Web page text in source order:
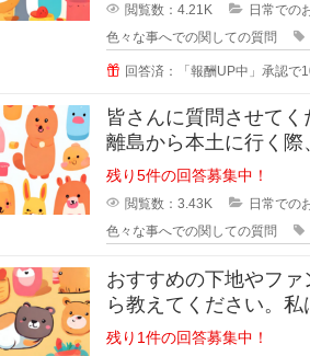
閲覧数：4.21K
日常での
色々な事へでの関しての質問
回答済：「報酬UP中」承認で
皆さんに質問させてく
離島から本土に行く
間が3時間ほどと長い
残り5件の回答募集中！
閲覧数：3.43K
日常での
色々な事へでの関しての質問
おすすめの下地やフ
ら教えてください。
立っています。いわゆ
残り1件の回答募集中！